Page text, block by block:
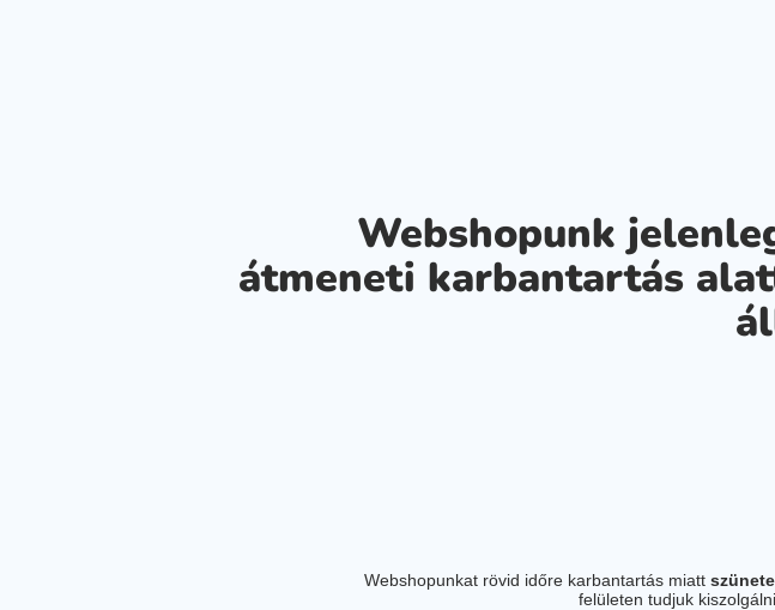
Webshopunk
átmeneti karbantartás
Webshopunkat rövid időre karbantartás miatt
felületen tudjuk